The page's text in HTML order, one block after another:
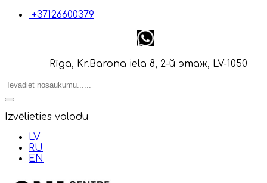
+37126600379
Rīga, Kr.Barona iela 8, 2-й этаж, LV-1050
Izvēlieties valodu
LV
RU
EN